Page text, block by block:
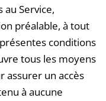
au Service,
préalable, à tout
conditions
tous les moyens
assurer un accès
à aucune